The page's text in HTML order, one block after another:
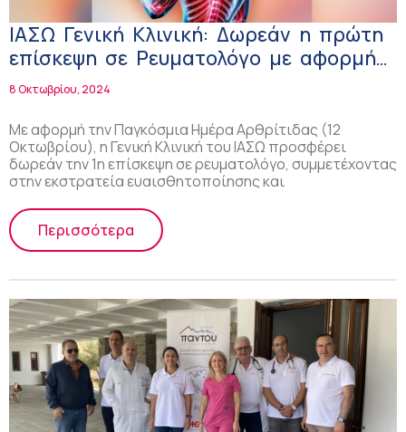
ΙΑΣΩ Γενική Κλινική: Δωρεάν η πρώτη
επίσκεψη σε Ρευματολόγο με αφορμή
την Παγκόσμια Ημέρα Αρθρίτιδας
8 Οκτωβρίου, 2024
Με αφορμή την Παγκόσμια Ημέρα Αρθρίτιδας (12
Οκτωβρίου), η Γενική Κλινική του ΙΑΣΩ προσφέρει
δωρεάν την 1η επίσκεψη σε ρευματολόγο, συμμετέχοντας
στην εκστρατεία ευαισθητοποίησης και
Περισσότερα